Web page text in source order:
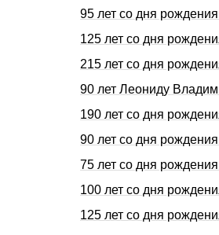
95 лет со дня
125 лет со дня
215 лет со дня
90 лет Леониду
190 лет со дня
90 лет со дня
75 лет со дня
100 лет со дня
125 лет со дня